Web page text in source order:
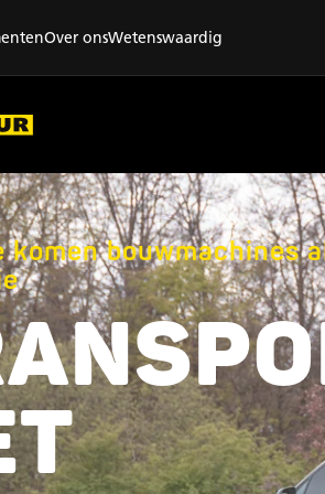
Over onsWetenswaardig
komen bouwmachines